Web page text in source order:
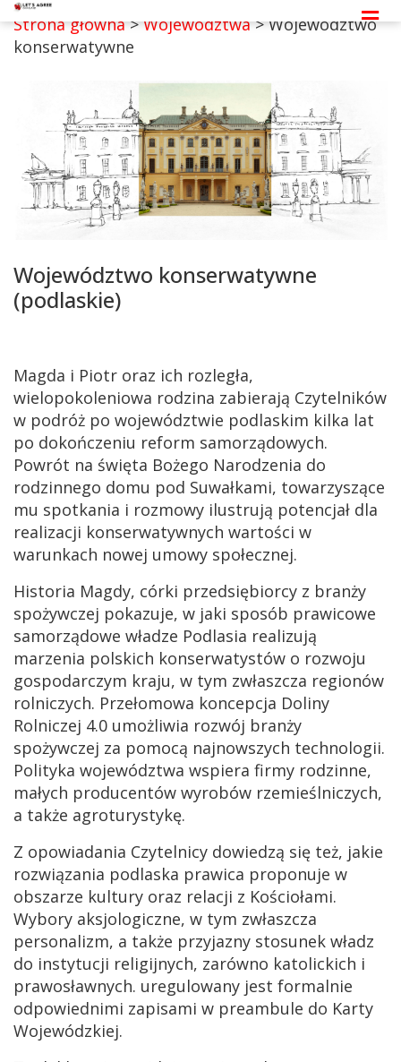
Strona główna>Województwa> Województwo
konserwatywne
Województwo konserwatywne
(podlaskie)
Magda i Piotr oraz ich rozległa,
wielopokoleniowa rodzina zabierają Czytelników
w podróż po województwie podlaskim kilka lat
po dokończeniu reform samorządowych.
Powrót na święta Bożego Narodzenia do
rodzinnego domu pod Suwałkami, towarzyszące
mu spotkania i rozmowy ilustrują potencjał dla
realizacji konserwatywnych wartości w
warunkach nowej umowy społecznej.
Historia Magdy, córki przedsiębiorcy z branży
spożywczej pokazuje, w jaki sposób prawicowe
samorządowe władze Podlasia realizują
marzenia polskich konserwatystów o rozwoju
gospodarczym kraju, w tym zwłaszcza regionów
rolniczych. Przełomowa koncepcja Doliny
Rolniczej 4.0 umożliwia rozwój branży
spożywczej za pomocą najnowszych technologii.
Polityka województwa wspiera firmy rodzinne,
małych producentów wyrobów rzemieślniczych,
a także agroturystykę.
Z opowiadania Czytelnicy dowiedzą się też, jakie
rozwiązania podlaska prawica proponuje w
obszarze kultury oraz relacji z Kościołami.
Wybory aksjologiczne, w tym zwłaszcza
personalizm, a także przyjazny stosunek władz
do instytucji religijnych, zarówno katolickich i
prawosławnych. uregulowany jest formalnie
odpowiednimi zapisami w preambule do Karty
Wojewódzkiej.